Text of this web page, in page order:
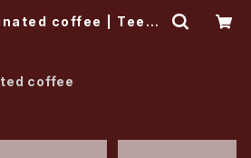
coffee | Tee's
coffee